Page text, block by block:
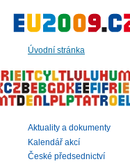
Úvodní stránka
hlavní
|
navigaci
|
vyhledávání
Aktuality a dokumenty
Kalendář akcí
České předsednictví